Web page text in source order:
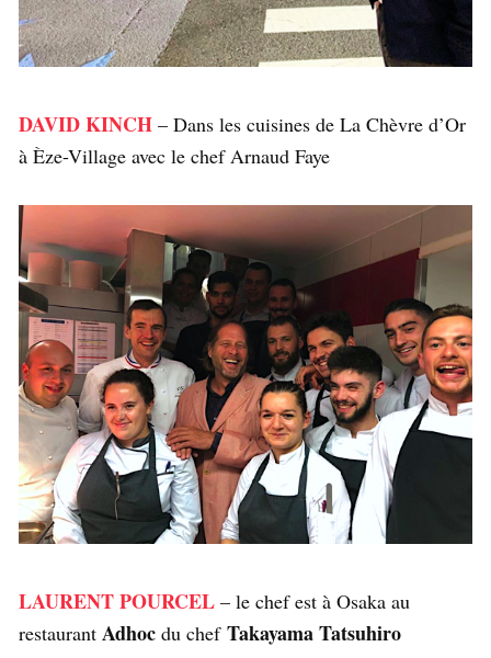
DAVID KINCH – Dans les cuisines de La Chèvre d’Or
à Èze-Village avec le chef Arnaud Faye
LAURENT POURCEL – le chef est à Osaka au
restaurant Adhoc du chef Takayama Tatsuhiro